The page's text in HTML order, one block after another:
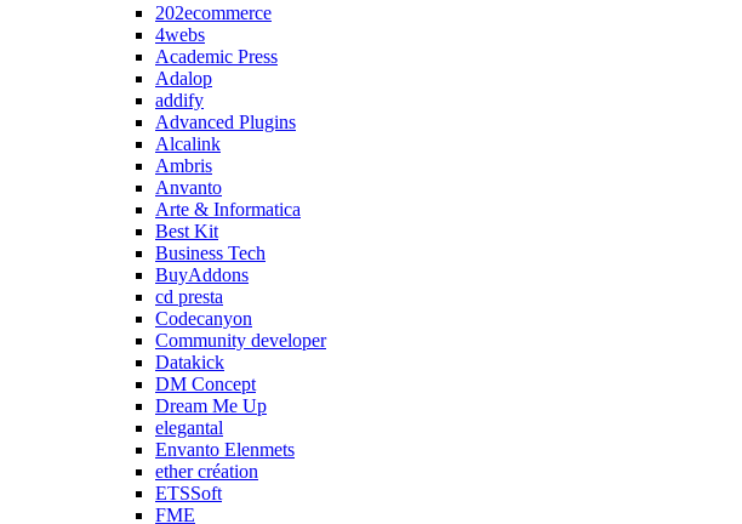
202ecommerce
4webs
Academic Press
Adalop
addify
Advanced Plugins
Alcalink
Ambris
Anvanto
Arte & Informatica
Best Kit
Business Tech
BuyAddons
cd presta
Codecanyon
Community developer
Datakick
DM Concept
Dream Me Up
elegantal
Envanto Elenmets
ether création
ETSSoft
FME